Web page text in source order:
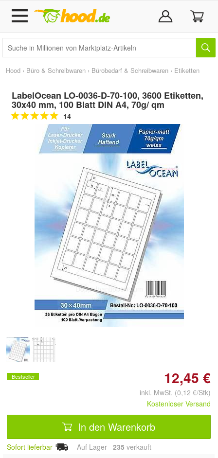
Hood › Büro & Schreibwaren › Bürobedarf & Schreibwaren › Etiketten
LabelOcean LO-0036-D-70-100, 3600 Etiketten,
30x40 mm, 100 Blatt DIN A4, 70g/ qm
14
Doppelt antippen zum
vergrößern
Bestseller 12,45 €
inkl. MwSt. (0,12 €/Stk)
Kostenloser Versand
In den Warenkorb
Sofort lieferbar Auf Lager 235 verkauft